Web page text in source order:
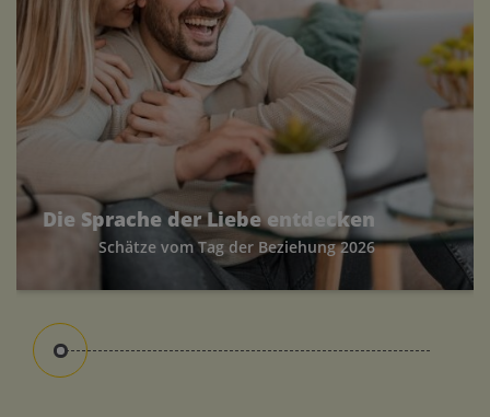
Die Sprache der Liebe entdecken
Schätze vom Tag der Beziehung 2026
Kennt ihr eure Beziehungsschätze?